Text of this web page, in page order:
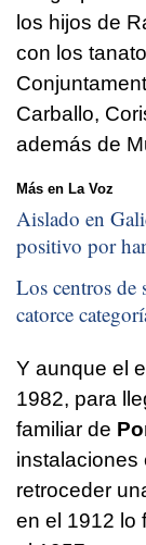
los hijos de
con los
Carballo,
además de
Más en La Voz
Aislado en
positivo por
Los centros de
catorce
Y aunque el
1982, para
familiar de
instalaciones
retroceder
en el 1912 lo